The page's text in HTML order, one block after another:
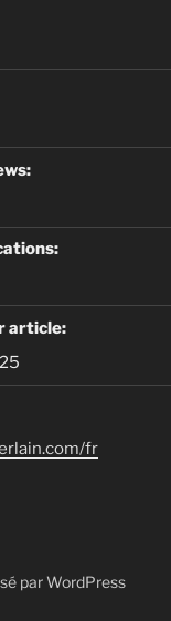
article:
fr
par WordPress